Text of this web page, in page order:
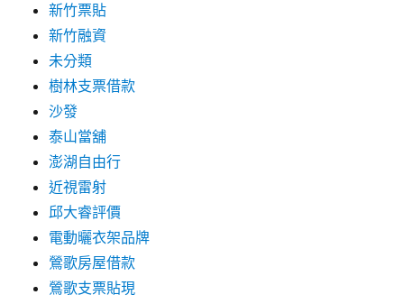
新竹票貼
新竹融資
未分類
樹林支票借款
沙發
泰山當舖
澎湖自由行
近視雷射
邱大睿評價
電動曬衣架品牌
鶯歌房屋借款
鶯歌支票貼現